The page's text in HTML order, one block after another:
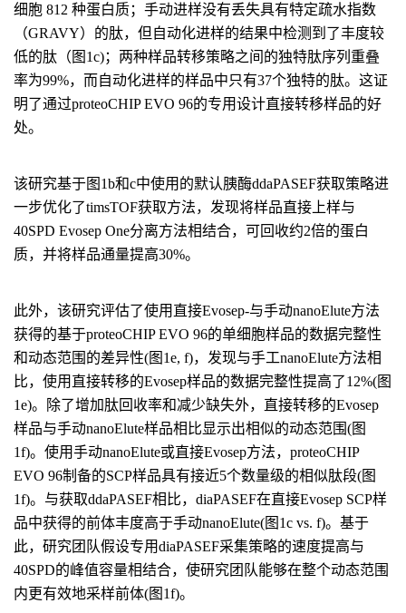
细胞 812 种蛋白质；手动进样没有丢失具有特定疏水指数
（GRAVY）的肽，但自动化进样的结果中检测到了丰度较
低的肽（图1c)；两种样品转移策略之间的独特肽序列重叠
率为99%，而自动化进样的样品中只有37个独特的肽。这证
明了通过proteoCHIP EVO 96的专用设计直接转移样品的好
处。
该研究基于图1b和c中使用的默认胰酶ddaPASEF获取策略进
一步优化了timsTOF获取方法，发现将样品直接上样与
40SPD Evosep One分离方法相结合，可回收约2倍的蛋白
质，并将样品通量提高30%。
此外，该研究评估了使用直接Evosep-与手动nanoElute方法
获得的基于proteoCHIP EVO 96的单细胞样品的数据完整性
和动态范围的差异性(图1e, f)，发现与手工nanoElute方法相
比，使用直接转移的Evosep样品的数据完整性提高了12%(图
1e)。除了增加肽回收率和减少缺失外，直接转移的Evosep
样品与手动nanoElute样品相比显示出相似的动态范围(图
1f)。使用手动nanoElute或直接Evosep方法，proteoCHIP
EVO 96制备的SCP样品具有接近5个数量级的相似肽段(图
1f)。与获取ddaPASEF相比，diaPASEF在直接Evosep SCP样
品中获得的前体丰度高于手动nanoElute(图1c vs. f)。基于
此，研究团队假设专用diaPASEF采集策略的速度提高与
40SPD的峰值容量相结合，使研究团队能够在整个动态范围
内更有效地采样前体(图1f)。